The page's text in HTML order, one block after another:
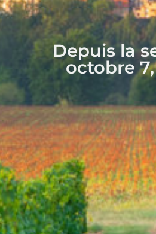
Depuis la
octobre